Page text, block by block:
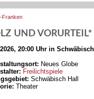
Franken
UND VORURTEIL*
20:00 Uhr in Schwäbisch
Neues Globe
Freilichtspiele
Schwäbisch Hall
Theater